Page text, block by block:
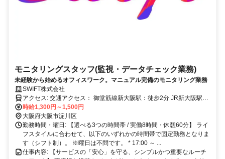
モニタリングスタッフ(監視・データチェック業務)
未経験から始めるオフィスワーク。マニュアル完備のモニタリング業務
SWIFT株式会社
アクセス: 交通アクセス： 御堂筋線新大阪駅：徒歩2分 JR新大阪駅：
徒歩5分 阪急南方駅：徒歩10分
時給1,300円～1,500円
大阪府大阪市淀川区
勤務時間・曜日: 【選べる3つの時間帯 / 実働8時間・休憩60分】 ライ
フスタイルに合わせて、以下のいずれかの時間帯で固定勤務となりま
す（シフト制）。 ※曜日は不問です。 * 17:00 ～ ...
仕事内容: 【サービスの「安心」を守る、シンプルかつ重要なルーチ